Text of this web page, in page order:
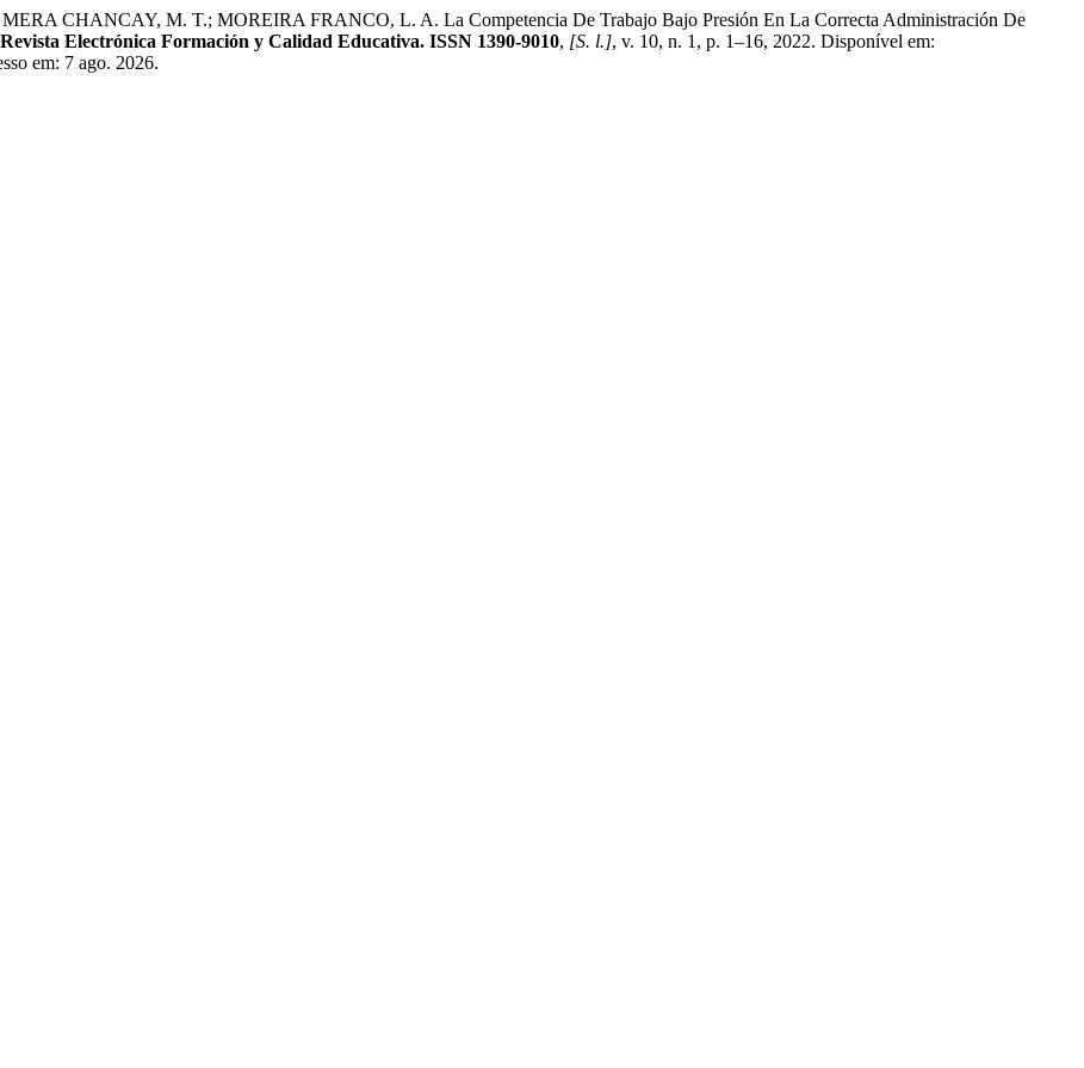
CHANCAY, M. T.; MOREIRA FRANCO, L. A. La Competencia De Trabajo Bajo Presión En La Correcta Administración De
Electrónica Formación y Calidad Educativa. ISSN 1390-9010, [S. l.], v. 10, n. 1, p. 1–16, 2022. Disponível em:
em: 7 ago. 2026.